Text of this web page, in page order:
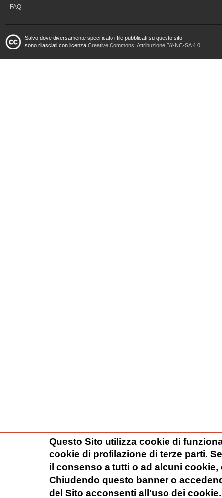
FAQ
Salvo dove diversamente specificato i file pubblicati su questo sito
sono rilasciati con licenza Creative Commons: Attribuzione BY-NC-SA 4.0
Questo Sito utilizza cookie di
cookie di profilazione di terze parti.
il consenso a tutti o ad alcuni
Chiudendo questo banner o
del Sito acconsenti all'uso dei cookie.